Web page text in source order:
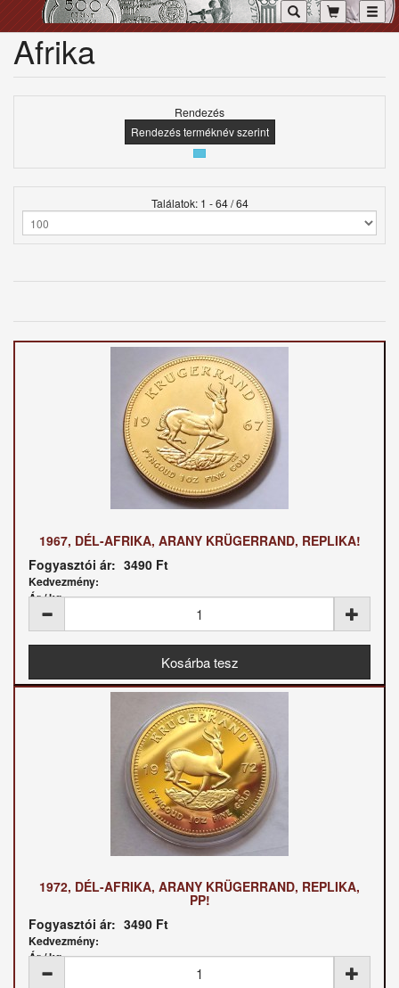
Afrika
Rendezés
Rendezés terméknév szerint
Találatok: 1 - 64 / 64
1967, DÉL-AFRIKA, ARANY KRÜGERRAND, REPLIKA!
Fogyasztói ár: 3490 Ft
Kedvezmény:
Ár / kg:
1972, DÉL-AFRIKA, ARANY KRÜGERRAND, REPLIKA,
PP!
Fogyasztói ár: 3490 Ft
Kedvezmény:
Ár / kg: